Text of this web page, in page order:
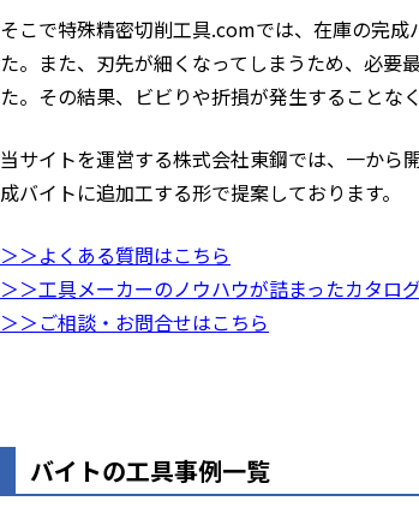
そこで特殊精密切削工具.comでは、在庫の完
た。また、刃先が細くなってしまうため、必要
た。その結果、ビビりや折損が発生することな
当サイトを運営する株式会社東鋼では、一から
成バイトに追加工する形で提案しております。
＞＞よくある質問はこちら
＞＞工具メーカーのノウハウが詰まったカタロ
＞＞ご相談・お問合せはこちら
バイトの工具事例一覧